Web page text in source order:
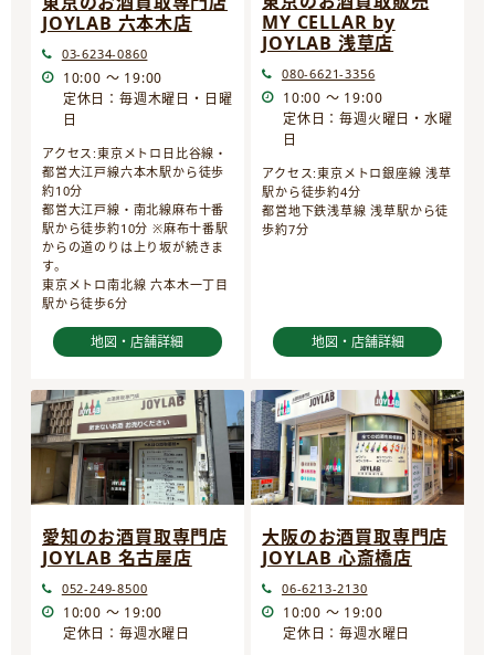
JOYLAB 六本木店
03-6234-0860
10:00 ～ 19:00
定休日：毎週木曜日・日曜
日
アクセス:東京メトロ日比谷線・
都営大江戸線六本木駅から徒歩
約10分
都営大江戸線・南北線麻布十番
駅から徒歩約10分 ※麻布十番駅
からの道のりは上り坂が続きま
す。
東京メトロ南北線 六本木一丁目
駅から徒歩6分
地図・店舗詳細
MY CELLAR by
JOYLAB 浅草店
080-6621-3356
10:00 ～ 19:00
定休日：毎週火曜日・水曜
日
アクセス:東京メトロ銀座線 浅草
駅から徒歩約4分
都営地下鉄浅草線 浅草駅から徒
歩約7分
地図・店舗詳細
愛知のお酒買取専門店
JOYLAB 名古屋店
052-249-8500
10:00 ～ 19:00
定休日：毎週水曜日
大阪のお酒買取専門店
JOYLAB 心斎橋店
06-6213-2130
10:00 ～ 19:00
定休日：毎週水曜日